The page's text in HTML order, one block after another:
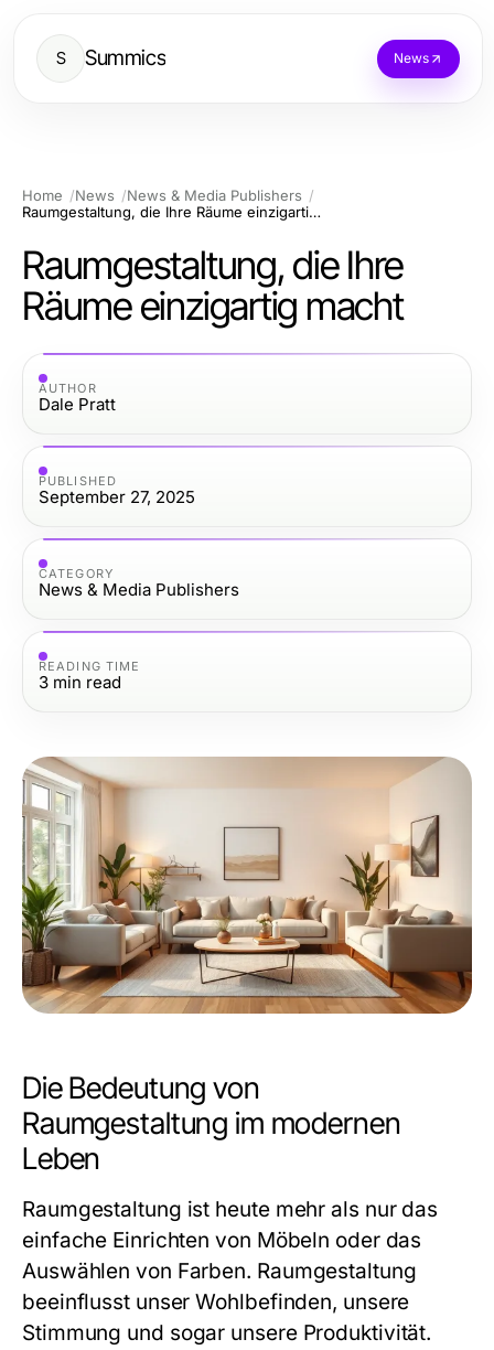
S Summics News
Home News
News & Media Publishers
Raumgestaltung, die Ihre Räume einzigartig macht
Raumgestaltung, die Ihre
Räume einzigartig macht
AUTHOR
Dale Pratt
PUBLISHED
September 27, 2025
CATEGORY
News & Media Publishers
READING TIME
3 min read
Die Bedeutung von
Raumgestaltung im modernen
Leben
Raumgestaltung ist heute mehr als nur das
einfache Einrichten von Möbeln oder das
Auswählen von Farben. Raumgestaltung
beeinflusst unser Wohlbefinden, unsere
Stimmung und sogar unsere Produktivität.